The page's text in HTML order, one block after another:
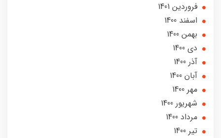
فروردین 1401
اسفند 1400
بهمن 1400
دی 1400
آذر 1400
آبان 1400
مهر 1400
شهریور 1400
مرداد 1400
تير 1400